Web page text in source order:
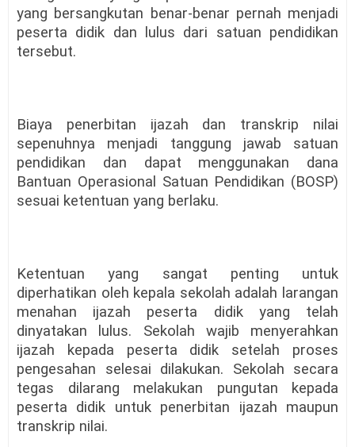
yang bersangkutan benar-benar pernah menjadi
peserta didik dan lulus dari satuan pendidikan
tersebut.
Biaya penerbitan ijazah dan transkrip nilai
sepenuhnya menjadi tanggung jawab satuan
pendidikan dan dapat menggunakan dana
Bantuan Operasional Satuan Pendidikan (BOSP)
sesuai ketentuan yang berlaku.
Ketentuan yang sangat penting untuk
diperhatikan oleh kepala sekolah adalah larangan
menahan ijazah peserta didik yang telah
dinyatakan lulus. Sekolah wajib menyerahkan
ijazah kepada peserta didik setelah proses
pengesahan selesai dilakukan. Sekolah secara
tegas dilarang melakukan pungutan kepada
peserta didik untuk penerbitan ijazah maupun
transkrip nilai.